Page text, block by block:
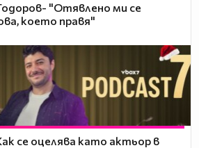
"Отявлено ми се
което правя"
се оцелява като актьор в